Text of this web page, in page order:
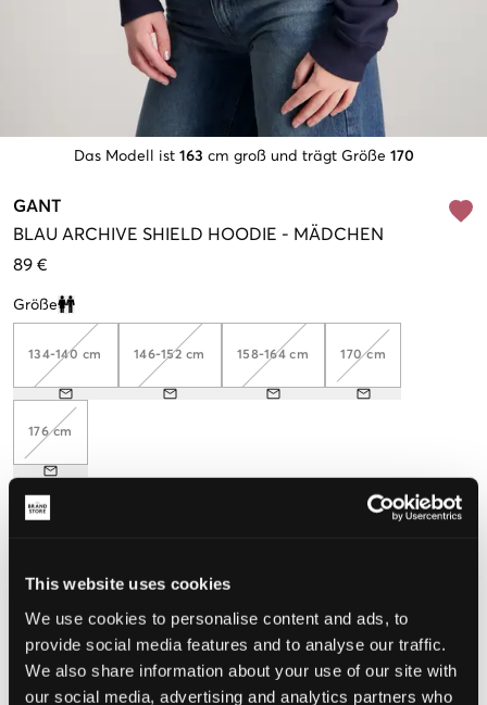
This website uses cookies
We use cookies to personalise content and ads, to
provide social media features and to analyse our traffic.
We also share information about your use of our site with
our social media, advertising and analytics partners who
Das Modell ist 163 cm groß und trägt Größe 170
GANT
BLAU ARCHIVE SHIELD HOODIE - MÄDCHEN
89 €
Größe
Clone modal
134-140 cm 146-152 cm 158-164 cm 170 cm
176 cm
GRÖSSENBERATER
WÄHLEN SIE EINE GRÖSSE